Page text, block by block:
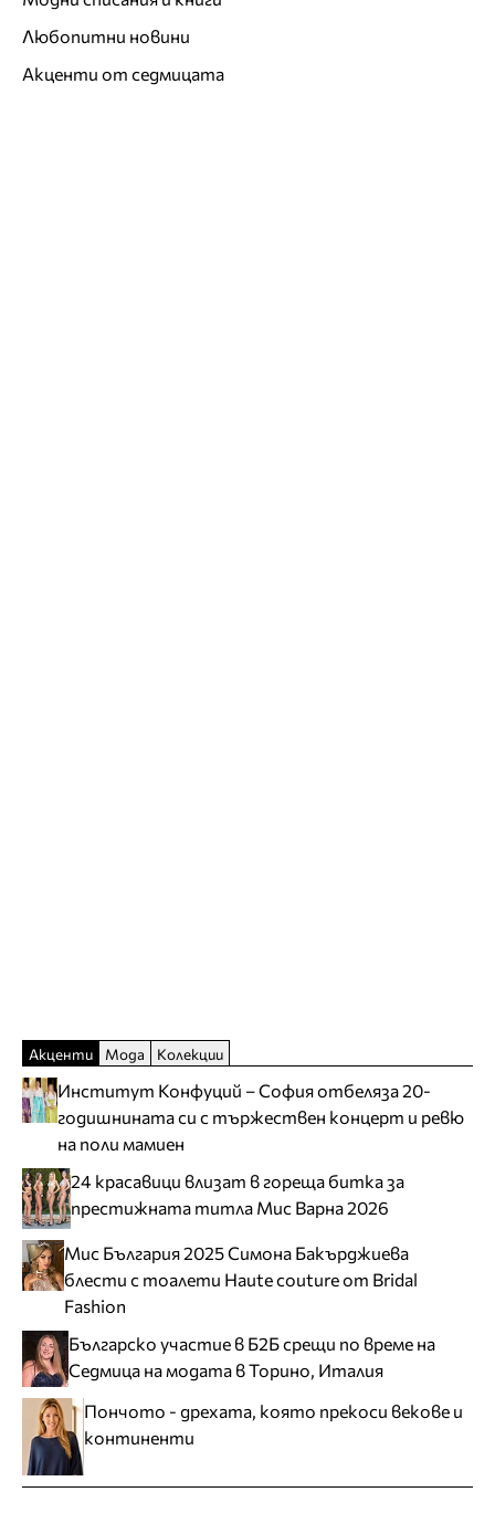
Любопитни новини
Акценти от седмицата
Акценти Мода Колекции
Институт Конфуций – София отбеляза 20-
годишнината си с тържествен концерт и ревю
на поли мамиен
24 красавици влизат в гореща битка за
престижната титла Мис Варна 2026
Мис България 2025 Симона Бакърджиева
блести с тоалети Haute couture от Bridal
Fashion
Българско участие в Б2Б срещи по време на
Седмица на модата в Торино, Италия
Пончото - дрехата, която прекоси векове и
континенти